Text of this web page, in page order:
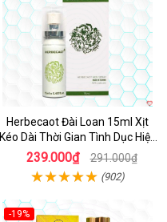
Herbecaot Đài Loan 15ml Xịt
Kéo Dài Thời Gian Tình Dục Hiệu
Quả
239.000₫ 291.000₫
(902)
-19%